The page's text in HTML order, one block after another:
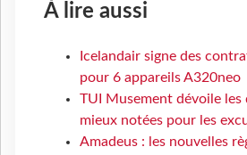
À lire aussi
Icelandair signe des
pour 6 appareils A320neo
TUI Musement dévoile les
mieux notées pour les
Amadeus : les nouvelles